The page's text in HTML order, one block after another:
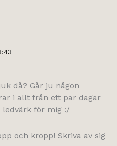
då? Går ju någon
i allt från ett par dagar
ledvärk för mig :/
och kropp! Skriva av sig